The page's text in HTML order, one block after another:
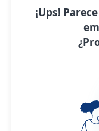
¡Ups!